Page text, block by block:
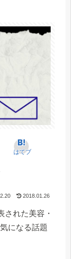
はてブ
2018.01.26
された美容・
になる話題